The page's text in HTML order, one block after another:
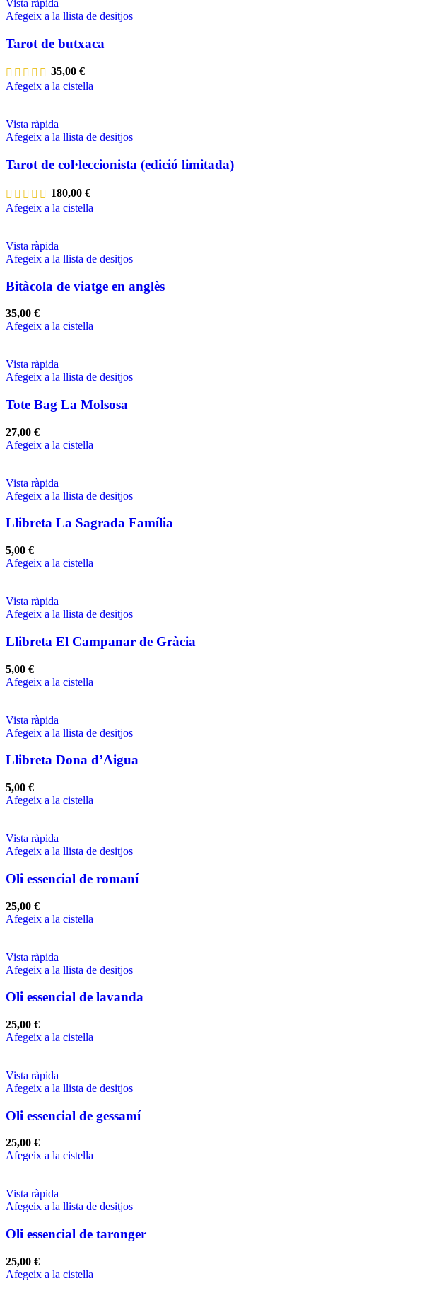
Vista ràpida
Afegeix a la llista de desitjos
Tarot de butxaca
35,00 €
Afegeix a la cistella
Vista ràpida
Afegeix a la llista de desitjos
Tarot de col·leccionista (edició limitada)
180,00 €
Afegeix a la cistella
Vista ràpida
Afegeix a la llista de desitjos
Bitàcola de viatge en anglès
35,00 €
Afegeix a la cistella
Vista ràpida
Afegeix a la llista de desitjos
Tote Bag La Molsosa
27,00 €
Afegeix a la cistella
Vista ràpida
Afegeix a la llista de desitjos
Llibreta La Sagrada Família
5,00 €
Afegeix a la cistella
Vista ràpida
Afegeix a la llista de desitjos
Llibreta El Campanar de Gràcia
5,00 €
Afegeix a la cistella
Vista ràpida
Afegeix a la llista de desitjos
Llibreta Dona d’Aigua
5,00 €
Afegeix a la cistella
Vista ràpida
Afegeix a la llista de desitjos
Oli essencial de romaní
25,00 €
Afegeix a la cistella
Vista ràpida
Afegeix a la llista de desitjos
Oli essencial de lavanda
25,00 €
Afegeix a la cistella
Vista ràpida
Afegeix a la llista de desitjos
Oli essencial de gessamí
25,00 €
Afegeix a la cistella
Vista ràpida
Afegeix a la llista de desitjos
Oli essencial de taronger
25,00 €
Afegeix a la cistella